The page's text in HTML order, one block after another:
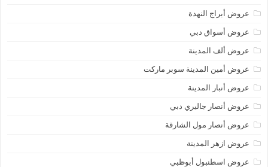
عروض أبراج النهدة
عروض أسواق دبي
عروض ألف المدينة
عروض أمين المدينة سوبر ماركت
عروض أنبار المدينة
عروض أنصار جاليري دبي
عروض أنصار مول الشارقة
عروض ازهر المدينة
عروض اسطنبول أبوظبي